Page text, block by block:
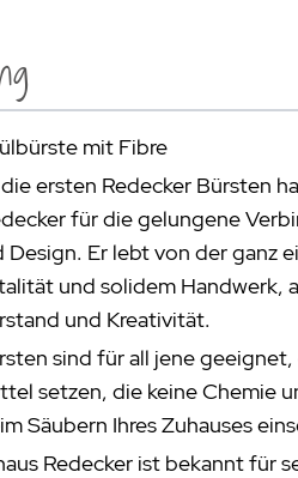
mit Fibre
die ersten Redecker Bürsten
für die gelungene
Design. Er lebt von der ganz
und solidem Handwerk,
und Kreativität.
sind für all jene
setzen, die keine Chemie
Säubern Ihres Zuhauses
Redecker ist bekannt für